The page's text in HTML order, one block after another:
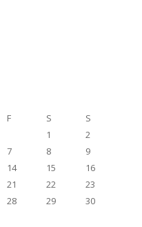
F S
S
1
2
7 8
9
14 15
16
21 22
23
28 29
30